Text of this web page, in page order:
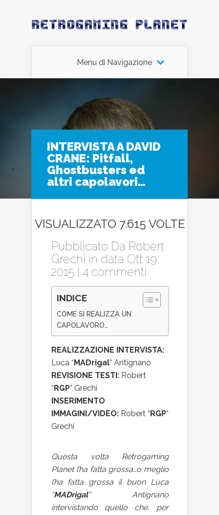
Menu di Navigazione
INTERVISTA A DAVID
CRANE: Pitfall,
Ghostbusters ed
altri capolavori…
VISUALIZZATO 7.615 VOLTE
Pubblicato Da Robert
Grechi in data Ott 19,
2015 | 4 commenti
INDICE
COME SI REALIZZA UN
CAPOLAVORO…
REALIZZAZIONE INTERVISTA:
Luca “ MADrigal” Antignano
REVISIONE TESTI: Robert
“ RGP” Grechi
INSERIMENTO
IMMAGINI/VIDEO: Robert “ RGP”
Grechi
Questa volta Retrogaming
Planet l’ha fatta grossa…o meglio
l’ha fatta grossa il buon Luca
“MADrigal” Antignano
intervistando quello che, per